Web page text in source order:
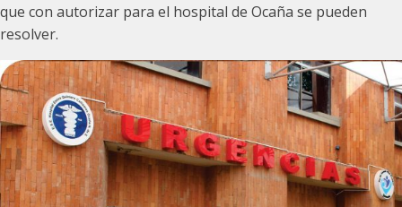
que con autorizar para el hospital de Ocaña se pueden
resolver.